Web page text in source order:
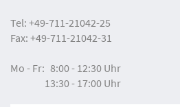
Tel: +49-711-21042-25
Fax: +49-711-21042-31
Mo - Fr: 8:00 - 12:30 Uhr
13:30 - 17:00 Uhr